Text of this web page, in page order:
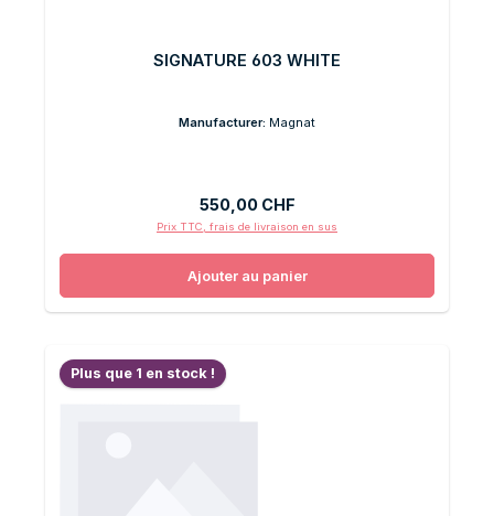
SIGNATURE 603 WHITE
Manufacturer: Magnat
Prix régulier :
550,00 CHF
Prix TTC, frais de livraison en sus
Ajouter au panier
Plus que 1 en stock !